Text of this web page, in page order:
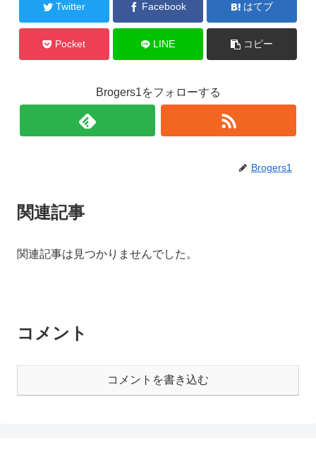
Twitter Facebook はてブ
Pocket LINE コピー
Brogers1をフォローする
Brogers1
関連記事
関連記事は見つかりませんでした。
コメント
コメントを書き込む